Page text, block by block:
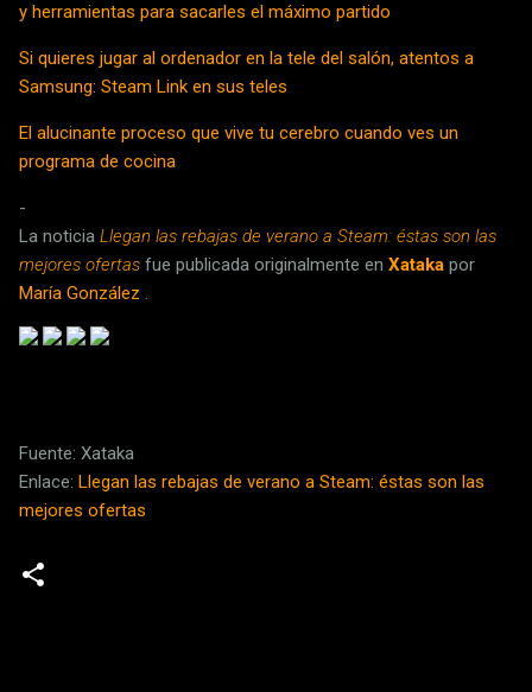
y herramientas para sacarles el máximo partido
Si quieres jugar al ordenador en la tele del salón, atentos a
Samsung: Steam Link en sus teles
El alucinante proceso que vive tu cerebro cuando ves un
programa de cocina
-
La noticia Llegan las rebajas de verano a Steam: éstas son las
mejores ofertas fue publicada originalmente en Xataka por
María González .
Fuente: Xataka
Enlace: Llegan las rebajas de verano a Steam: éstas son las
mejores ofertas